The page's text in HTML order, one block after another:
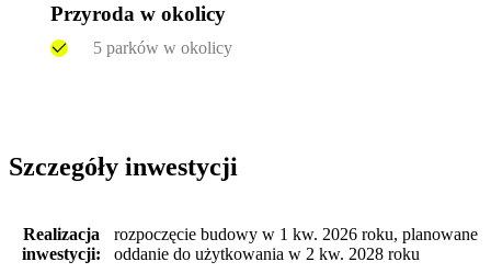
Przyroda w okolicy
5 parków w okolicy
Szczegóły inwestycji
Realizacja
inwestycji:
rozpoczęcie budowy w 1 kw. 2026 roku, planowane
oddanie do użytkowania w 2 kw. 2028 roku